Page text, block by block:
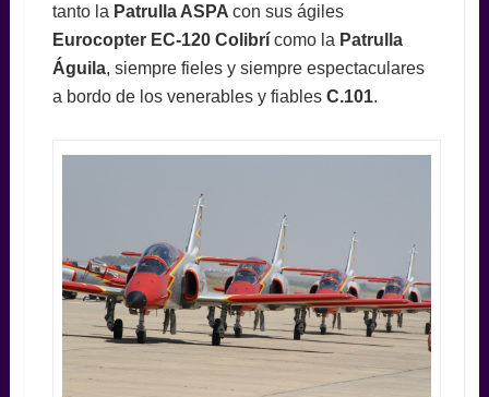
tanto la Patrulla ASPA con sus ágiles
Eurocopter EC-120 Colibrí como la Patrulla
Águila, siempre fieles y siempre espectaculares
a bordo de los venerables y fiablesC.101.